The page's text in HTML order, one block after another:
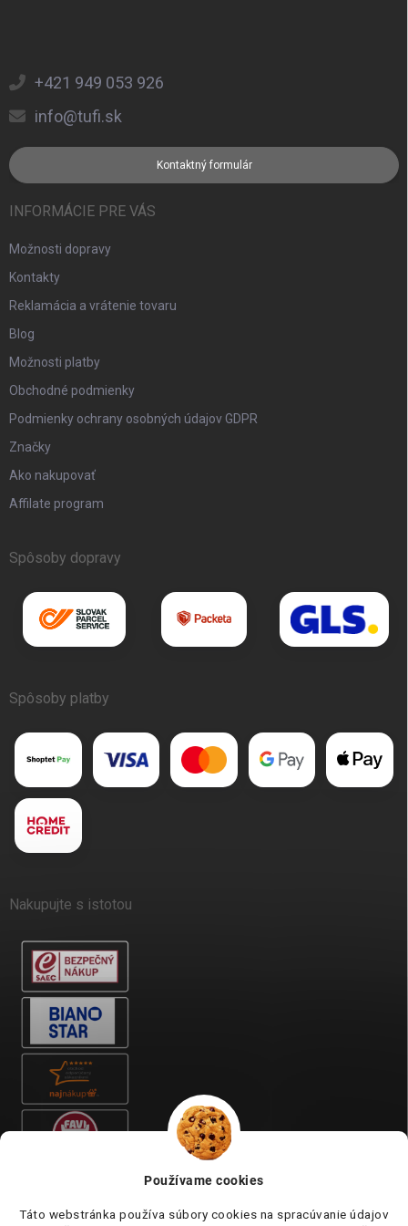
Používame cookies
Táto webstránka používa súbory cookies na spracúvanie údajov
+421 949 053 926
info@tufi.sk
Kontaktný formulár
INFORMÁCIE PRE VÁS
Možnosti dopravy
Kontakty
Reklamácia a vrátenie tovaru
Blog
Možnosti platby
Obchodné podmienky
Podmienky ochrany osobných údajov GDPR
Značky
Ako nakupovať
Affilate program
Spôsoby dopravy
Spôsoby platby
Nakupujte s istotou